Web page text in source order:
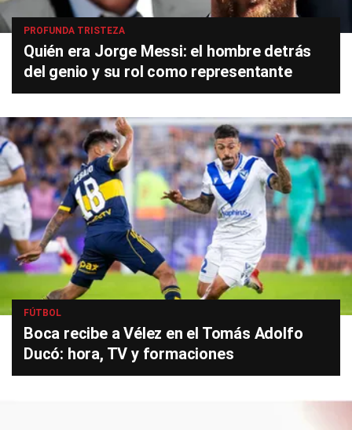
PROFUNDA TRISTEZA
Quién era Jorge Messi: el hombre detrás
del genio y su rol como representante
FÚTBOL
Boca recibe a Vélez en el Tomás Adolfo
Ducó: hora, TV y formaciones